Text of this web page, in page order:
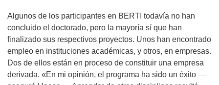
Algunos de los participantes en BERTI todavía no han
concluido el doctorado, pero la mayoría sí que han
finalizado sus respectivos proyectos. Unos han encontrado
empleo en instituciones académicas, y otros, en empresas.
Dos de ellos están en proceso de constituir una empresa
derivada. «En mi opinión, el programa ha sido un éxito —